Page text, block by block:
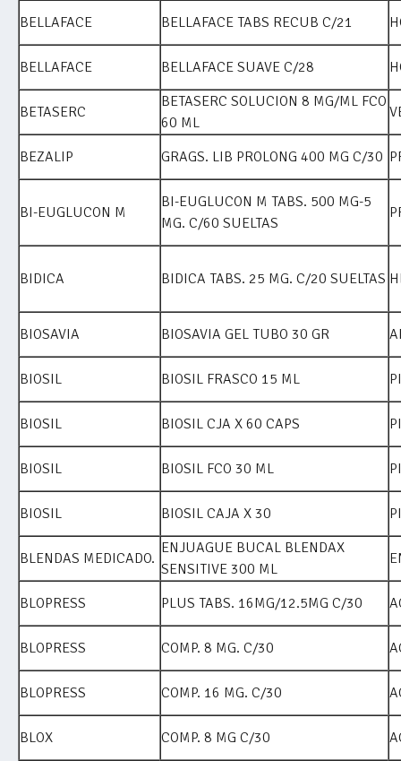
BELLAFACE
BELLAFACE TABS RECUB C/21
BELLAFACE BELLAFACE SUAVE C/28
BETASERC
BETASERC SOLUCION 8 MG/ML FCO
60 ML
BEZALIP GRAGS. LIB PROLONG 400 MG C/30
BI-EUGLUCON M
BI-EUGLUCON M TABS. 500 MG-5
MG. C/60 SUELTAS
BIDICA BIDICA TABS. 25 MG. C/20 SUELTAS
BIOSAVIA BIOSAVIA GEL TUBO 30 GR
BIOSIL BIOSIL FRASCO 15 ML
BIOSIL BIOSIL CJA X 60 CAPS
BIOSIL BIOSIL FCO 30 ML
BIOSIL BIOSIL CAJA X 30
BLENDAS MEDICADO.
ENJUAGUE BUCAL BLENDAX
SENSITIVE 300 ML
BLOPRESS PLUS TABS. 16MG/12.5MG C/30
BLOPRESS COMP. 8 MG. C/30
BLOPRESS COMP. 16 MG. C/30
BLOX COMP. 8 MG C/30